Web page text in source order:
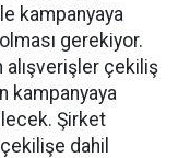
kampanyaya
gerekiyor.
alışverişler çekiliş
kampanyaya
Şirket
dahil